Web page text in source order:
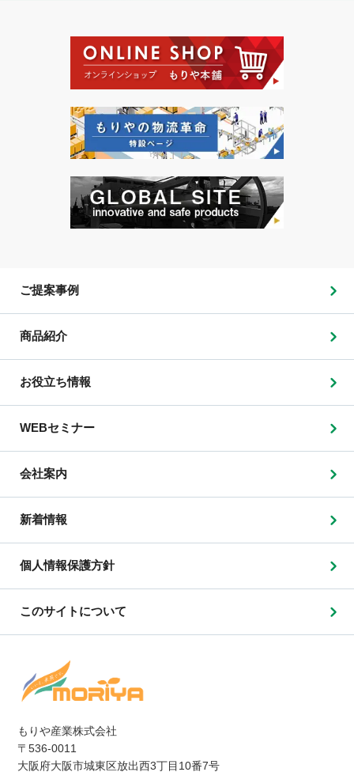
もりや産業株式会社
〒536-0011
大阪府大阪市城東区放出西3丁目10番7号
ご提案事例
商品紹介
お役立ち情報
WEBセミナー
会社案内
新着情報
個人情報保護方針
このサイトについて